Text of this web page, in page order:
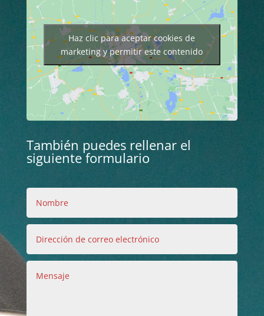
Haz clic para aceptar cookies de
marketing y permitir este contenido
También puedes rellenar el
siguiente formulario